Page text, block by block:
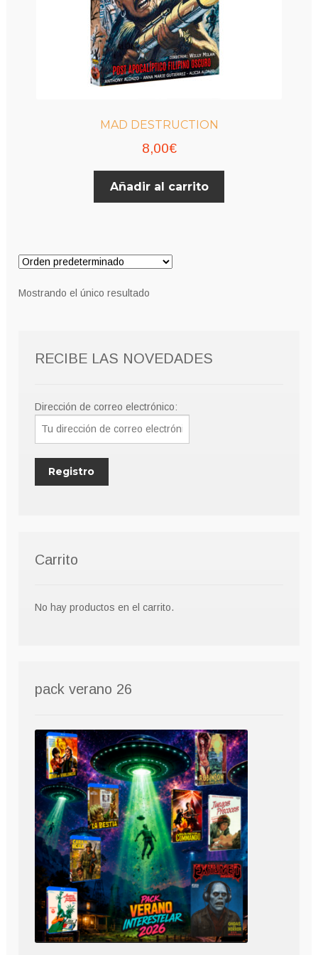
MAD DESTRUCTION
8,00€
Añadir al carrito
Mostrando el único resultado
RECIBE LAS NOVEDADES
Dirección de correo electrónico:
Carrito
No hay productos en el carrito.
pack verano 26